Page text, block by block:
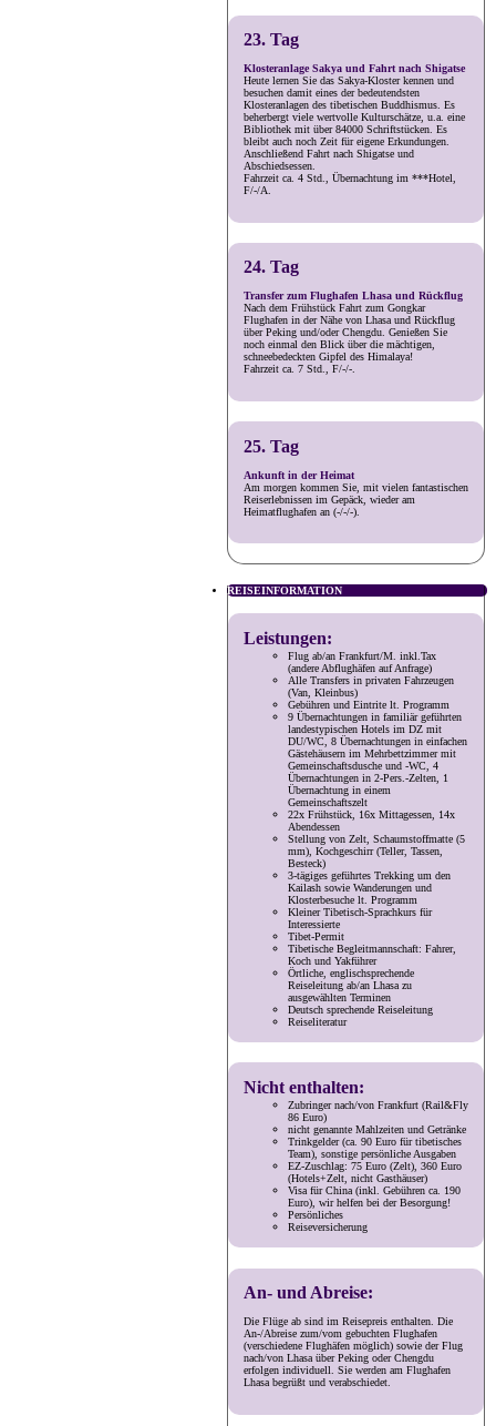
23. Tag
Klosteranlage Sakya und Fahrt nach Shigatse
Heute lernen Sie das Sakya-Kloster kennen und
besuchen damit eines der bedeutendsten
Klosteranlagen des tibetischen Buddhismus. Es
beherbergt viele wertvolle Kulturschätze, u.a. eine
Bibliothek mit über 84000 Schriftstücken. Es
bleibt auch noch Zeit für eigene Erkundungen.
Anschließend Fahrt nach Shigatse und
Abschiedsessen.
Fahrzeit ca. 4 Std., Übernachtung im ***Hotel,
F/-/A.
24. Tag
Transfer zum Flughafen Lhasa und Rückflug
Nach dem Frühstück Fahrt zum Gongkar
Flughafen in der Nähe von Lhasa und Rückflug
über Peking und/oder Chengdu. Genießen Sie
noch einmal den Blick über die mächtigen,
schneebedeckten Gipfel des Himalaya!
Fahrzeit ca. 7 Std., F/-/-.
25. Tag
Ankunft in der Heimat
Am morgen kommen Sie, mit vielen fantastischen
Reiserlebnissen im Gepäck, wieder am
Heimatflughafen an (-/-/-).
REISEINFORMATION
Leistungen:
Flug ab/an Frankfurt/M. inkl.Tax
(andere Abflughäfen auf Anfrage)
Alle Transfers in privaten Fahrzeugen
(Van, Kleinbus)
Gebühren und Eintrite lt. Programm
9 Übernachtungen in familiär geführten
landestypischen Hotels im DZ mit
DU/WC, 8 Übernachtungen in einfachen
Gästehäusern im Mehrbettzimmer mit
Gemeinschaftsdusche und -WC, 4
Übernachtungen in 2-Pers.-Zelten, 1
Übernachtung in einem
Gemeinschaftszelt
22x Frühstück, 16x Mittagessen, 14x
Abendessen
Stellung von Zelt, Schaumstoffmatte (5
mm), Kochgeschirr (Teller, Tassen,
Besteck)
3-tägiges geführtes Trekking um den
Kailash sowie Wanderungen und
Klosterbesuche lt. Programm
Kleiner Tibetisch-Sprachkurs für
Interessierte
Tibet-Permit
Tibetische Begleitmannschaft: Fahrer,
Koch und Yakführer
Örtliche, englischsprechende
Reiseleitung ab/an Lhasa zu
ausgewählten Terminen
Deutsch sprechende Reiseleitung
Reiseliteratur
Nicht enthalten:
Zubringer nach/von Frankfurt (Rail&Fly
86 Euro)
nicht genannte Mahlzeiten und Getränke
Trinkgelder (ca. 90 Euro für tibetisches
Team), sonstige persönliche Ausgaben
EZ-Zuschlag: 75 Euro (Zelt), 360 Euro
(Hotels+Zelt, nicht Gasthäuser)
Visa für China (inkl. Gebühren ca. 190
Euro), wir helfen bei der Besorgung!
Persönliches
Reiseversicherung
An- und Abreise:
Die Flüge ab sind im Reisepreis enthalten. Die
An-/Abreise zum/vom gebuchten Flughafen
(verschiedene Flughäfen möglich) sowie der Flug
nach/von Lhasa über Peking oder Chengdu
erfolgen individuell. Sie werden am Flughafen
Lhasa begrüßt und verabschiedet.